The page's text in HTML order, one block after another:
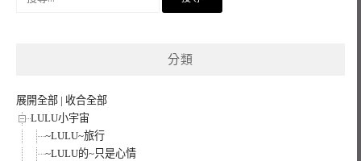
分類
展開全部 | 收合全部
LULU小宇宙
~LULU~旅行
~LULU的~只是心情